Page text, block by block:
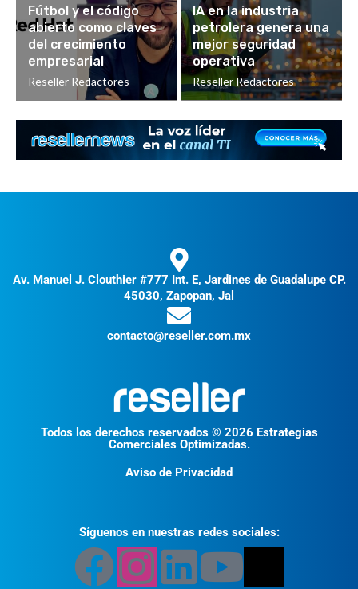
Fútbol y el código
abierto como claves
del crecimiento
empresarial
Reseller Redactores
IA en la industria
petrolera genera una
mejor seguridad
operativa
Reseller Redactores
Av. Manuel J. Clouthier #777 Int. E, Jardines de Guadalupe CP.
45030, Zapopan, Jal
contacto@reseller.com.mx
Todos los derechos reservados © 2026 Estrategias
Comerciales Optimizadas.
Aviso de Privacidad
Síguenos en nuestras redes sociales: